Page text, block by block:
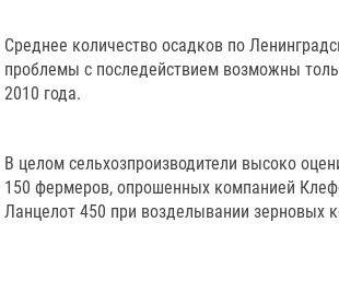
Среднее количество осадков по
проблемы с последействием возможны
2010 года.
В целом сельхозпроизводители высоко
150 фермеров, опрошенных компанией
Ланцелот 450 при возделывании зерновых